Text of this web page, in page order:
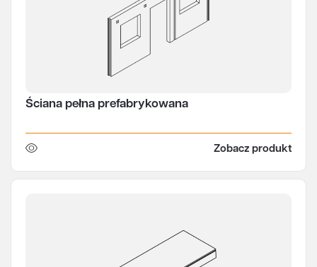
Ściana pełna prefabrykowana
Zobacz produkt